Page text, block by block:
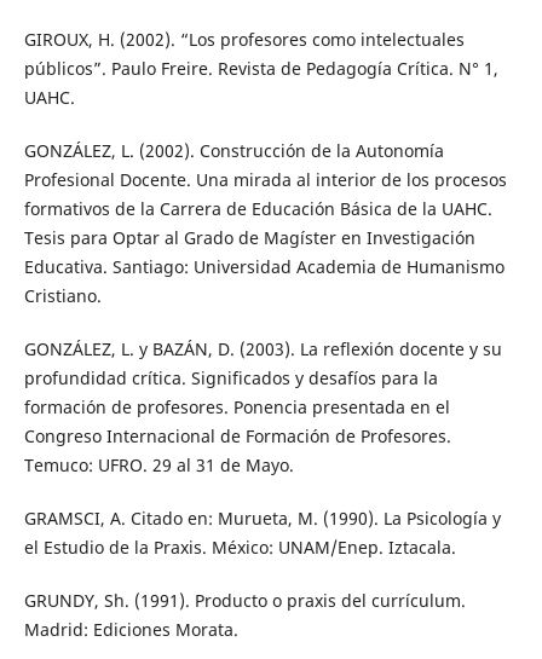
GIROUX, H. (2002). “Los profesores como intelectuales
públicos”. Paulo Freire. Revista de Pedagogía Crítica. N° 1,
UAHC.
GONZÁLEZ, L. (2002). Construcción de la Autonomía
Profesional Docente. Una mirada al interior de los procesos
formativos de la Carrera de Educación Básica de la UAHC.
Tesis para Optar al Grado de Magíster en Investigación
Educativa. Santiago: Universidad Academia de Humanismo
Cristiano.
GONZÁLEZ, L. y BAZÁN, D. (2003). La reflexión docente y su
profundidad crítica. Significados y desafíos para la
formación de profesores. Ponencia presentada en el
Congreso Internacional de Formación de Profesores.
Temuco: UFRO. 29 al 31 de Mayo.
GRAMSCI, A. Citado en: Murueta, M. (1990). La Psicología y
el Estudio de la Praxis. México: UNAM/Enep. Iztacala.
GRUNDY, Sh. (1991). Producto o praxis del currículum.
Madrid: Ediciones Morata.